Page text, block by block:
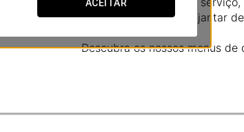
ACEITAR
da sua reserva para o jantar
Descubra os nossos menus